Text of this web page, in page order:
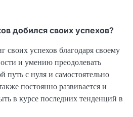
добился своих успехов?
своих успехов благодаря своему
и умению преодолевать
путь с нуля и самостоятельно
постоянно развивается и
в курсе последних тенденций в